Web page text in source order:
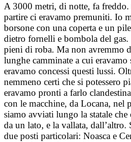
A 3000 metri, di notte, fa
partire ci eravamo premuniti. Io
borsone con una coperta e un
dietro fornelli e bombola del gas.
pieni di roba. Ma non avremmo
lunghe camminate a cui
eravamo concessi questi lussi.
nemmeno certi che si potessero
eravamo pronti a farlo
con le macchine, da Locana, nel
siamo avviati lungo la statale che
da un lato, e la vallata, dall’altro.
due posti particolari: Noasca e